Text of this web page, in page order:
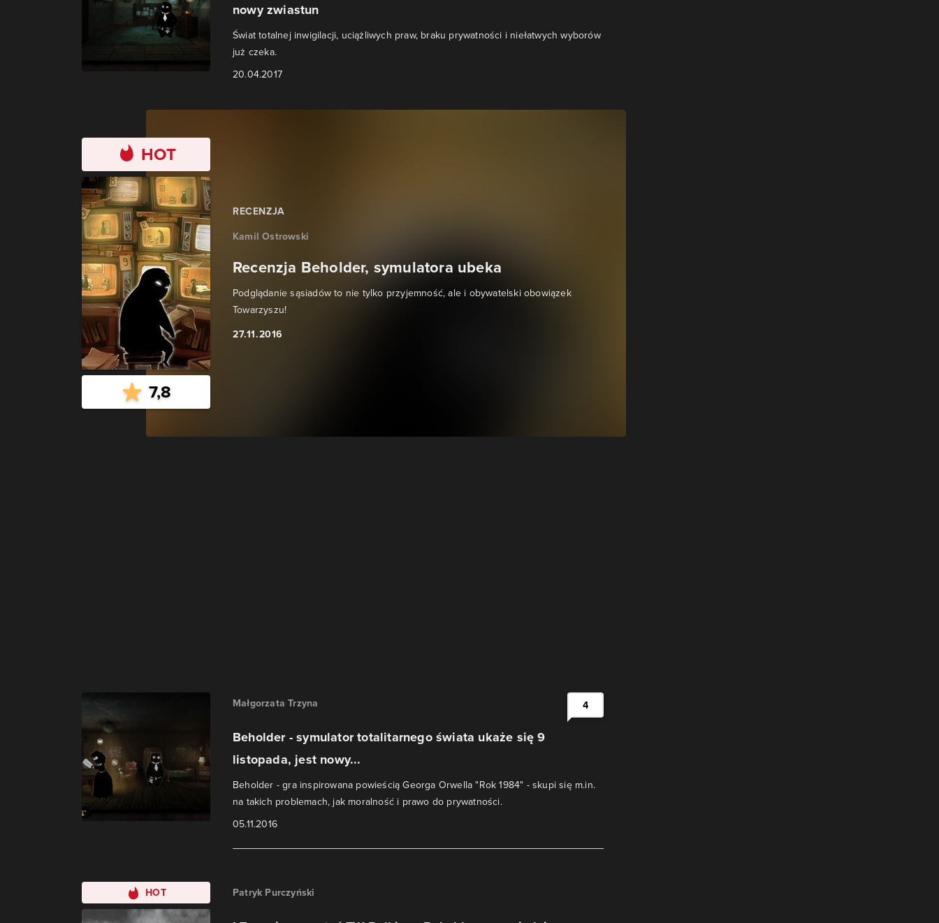
nowy zwiastun
Świat totalnej inwigilacji, uciążliwych praw, braku prywatności i niełatwych wyborów
już czeka.
20.04.2017
HOT
7,8
RECENZJA
Kamil Ostrowski
Recenzja Beholder, symulatora ubeka
Podglądanie sąsiadów to nie tylko przyjemność, ale i obywatelski obowiązek
Towarzyszu!
27.11.2016
Małgorzata Trzyna
Beholder - symulator totalitarnego świata ukaże się 9
listopada, jest nowy...
Beholder - gra inspirowana powieścią Georga Orwella "Rok 1984" - skupi się m.in.
na takich problemach, jak moralność i prawo do prywatności.
05.11.2016
4
HOT Patryk Purczyński